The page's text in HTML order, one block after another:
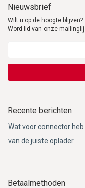
Nieuwsbrief
Wilt u op de hoogte blijven?
Word lid van onze
Recente berichten
Wat voor connector
van de juiste oplader
Betaalmethoden